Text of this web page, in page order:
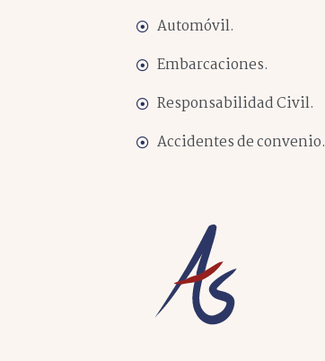
Automóvil.
Embarcaciones.
Responsabilidad Civil.
Accidentes de convenio.